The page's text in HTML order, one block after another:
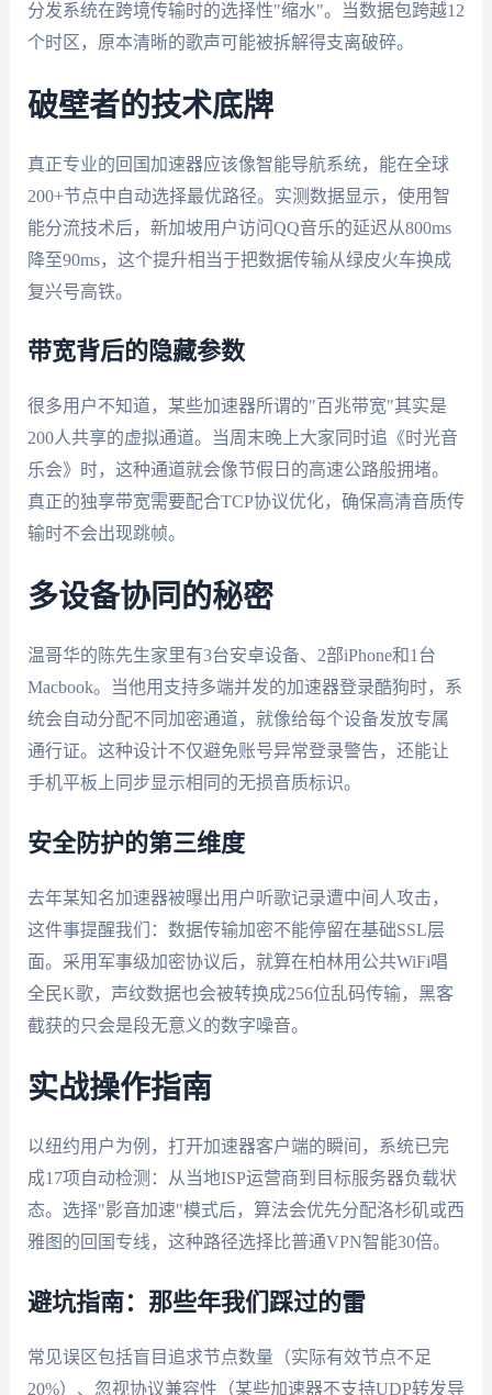
分发系统在跨境传输时的选择性"缩水"。当数据包跨越12
个时区，原本清晰的歌声可能被拆解得支离破碎。
破壁者的技术底牌
真正专业的回国加速器应该像智能导航系统，能在全球
200+节点中自动选择最优路径。实测数据显示，使用智
能分流技术后，新加坡用户访问QQ音乐的延迟从800ms
降至90ms，这个提升相当于把数据传输从绿皮火车换成
复兴号高铁。
带宽背后的隐藏参数
很多用户不知道，某些加速器所谓的"百兆带宽"其实是
200人共享的虚拟通道。当周末晚上大家同时追《时光音
乐会》时，这种通道就会像节假日的高速公路般拥堵。
真正的独享带宽需要配合TCP协议优化，确保高清音质传
输时不会出现跳帧。
多设备协同的秘密
温哥华的陈先生家里有3台安卓设备、2部iPhone和1台
Macbook。当他用支持多端并发的加速器登录酷狗时，系
统会自动分配不同加密通道，就像给每个设备发放专属
通行证。这种设计不仅避免账号异常登录警告，还能让
手机平板上同步显示相同的无损音质标识。
安全防护的第三维度
去年某知名加速器被曝出用户听歌记录遭中间人攻击，
这件事提醒我们：数据传输加密不能停留在基础SSL层
面。采用军事级加密协议后，就算在柏林用公共WiFi唱
全民K歌，声纹数据也会被转换成256位乱码传输，黑客
截获的只会是段无意义的数字噪音。
实战操作指南
以纽约用户为例，打开加速器客户端的瞬间，系统已完
成17项自动检测：从当地ISP运营商到目标服务器负载状
态。选择"影音加速"模式后，算法会优先分配洛杉矶或西
雅图的回国专线，这种路径选择比普通VPN智能30倍。
避坑指南：那些年我们踩过的雷
常见误区包括盲目追求节点数量（实际有效节点不足
20%）、忽视协议兼容性（某些加速器不支持UDP转发导